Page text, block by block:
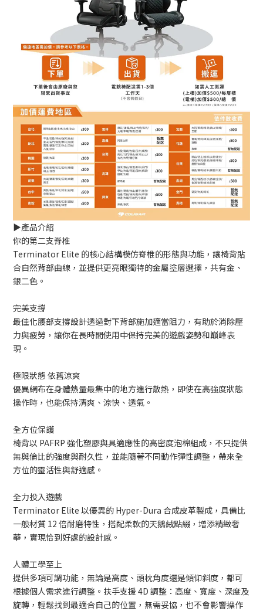
▶️產品介紹
你的第二支脊椎
Terminator Elite 的核心結構模仿脊椎的形態與功能，讓椅背貼
合自然背部曲線，並提供更亮眼獨特的金屬塗層選擇，共有金、
銀二色。
完美支撐
最佳化腰部支撐設計透過對下背部施加適當阻力，有助於消除壓
力與疲勞，讓你在長時間使用中保持完美的遊戲姿勢和巔峰表
現。
極限狀態 依舊涼爽
優異網布在身體熱量最集中的地方進行散熱，即使在高強度狀態
操作時，也能保持清爽、涼快、透氣。
全方位保護
椅背以 PAFRP 強化塑膠與具適應性的高密度泡棉組成，不只提供
無與倫比的強度與耐久性，並能隨著不同動作彈性調整，帶來全
方位的靈活性與舒適感。
全力投入遊戲
Terminator Elite 以優異的 Hyper-Dura 合成皮革製成，具備比
一般材質 12 倍耐磨特性，搭配柔軟的天鵝絨點綴，增添精緻奢
華，實現恰到好處的設計感。
人體工學至上
提供多項可調功能，無論是高度、頭枕角度還是傾仰斜度，都可
根據個人需求進行調整。扶手支援 4D 調整：高度、寬度、深度及
旋轉，輕鬆找到最適合自己的位置，無需妥協，也不會影響操作